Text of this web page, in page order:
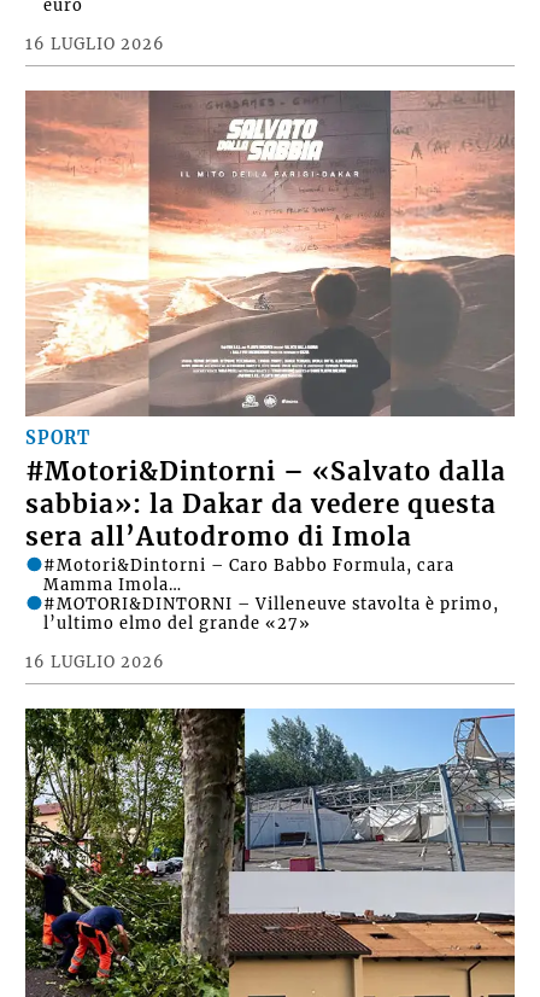
16 LUGLIO 2026
euro
SPORT
#Motori&Dintorni – «Salvato dalla
sabbia»: la Dakar da vedere questa
sera all’Autodromo di Imola
16 LUGLIO 2026
#Motori&Dintorni – Caro Babbo Formula, cara
Mamma Imola…
#MOTORI&DINTORNI – Villeneuve stavolta è primo,
l’ultimo elmo del grande «27»